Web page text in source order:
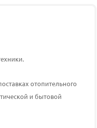
отопительного
и бытовой